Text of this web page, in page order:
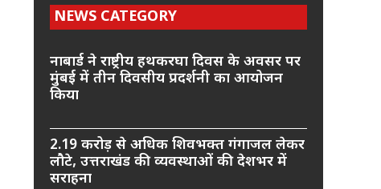
NEWS CATEGORY
नाबार्ड ने राष्ट्रीय हथकरघा दिवस के अवसर पर
मुंबई में तीन दिवसीय प्रदर्शनी का आयोजन
किया
2.19 करोड़ से अधिक शिवभक्त गंगाजल लेकर
लौटे, उत्तराखंड की व्यवस्थाओं की देशभर में
सराहना